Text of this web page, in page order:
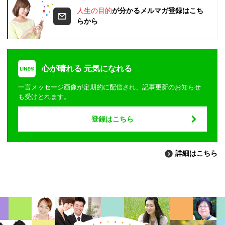
人生の目的が分かるメルマガ登録はこち
らから
心が晴れる 元気になれる
一言メッセージ画像が定期的に配信され、記事更新のお知らせ
も受けとれます。
登録はこちら
詳細はこちら